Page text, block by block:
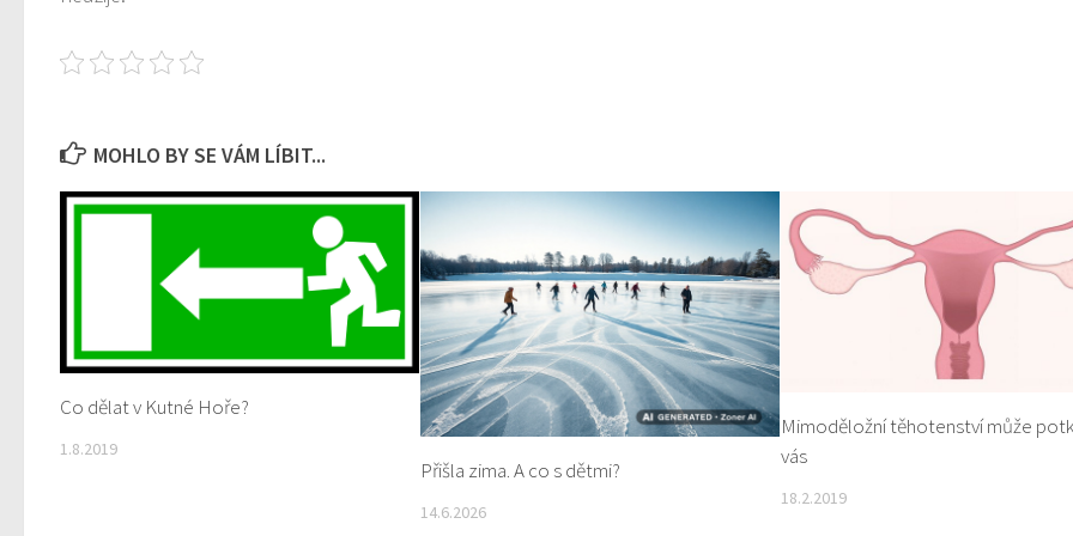
MOHLO BY SE VÁM LÍBIT...
Co dělat v Kutné Hoře?
1.8.2019
Přišla zima. A co s dětmi?
14.6.2026
Mimoděložní těhotenství může
vás
18.2.2019